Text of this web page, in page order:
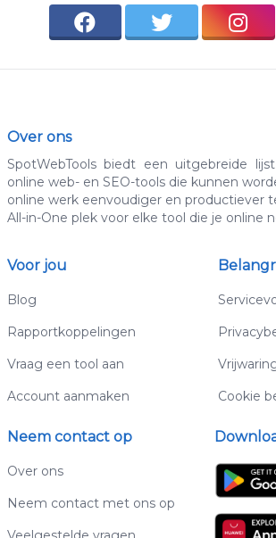
Over ons
SpotWebTools biedt een uitgebreide
online web- en SEO-tools die kunnen
online werk eenvoudiger en productiever
All-in-One plek voor elke tool die je online
Voor jou
Blog
Rapportkoppelingen
Vraag een tool aan
Account aanmaken
Cookie
Neem contact op
Over ons
Neem contact met ons op